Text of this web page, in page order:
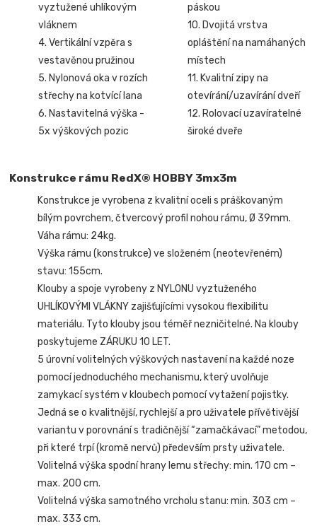
vyztužené uhlíkovým
vláknem
4. Vertikální vzpěra s
vestavěnou pružinou
5. Nylonová oka v rozích
střechy na kotvící lana
6. Nastavitelná výška -
5x výškových pozic
páskou
10. Dvojitá vrstva
opláštění na namáhaných
místech
11. Kvalitní zipy na
otevírání/uzavírání dveří
12. Rolovací uzavíratelné
široké dveře
Konstrukce rámu RedX® HOBBY 3mx3m
Konstrukce je vyrobena z kvalitní oceli s práškovaným
bílým povrchem, čtvercový profil nohou rámu, Ø 39mm.
Váha rámu: 24kg.
Výška rámu (konstrukce) ve složeném (neotevřeném)
stavu: 155cm.
Klouby a spoje vyrobeny z NYLONU vyztuženého
UHLÍKOVÝMI VLÁKNY zajišťujícími vysokou flexibilitu
materiálu. Tyto klouby jsou téměř nezničitelné. Na klouby
poskytujeme ZÁRUKU 10 LET.
5 úrovní volitelných výškových nastavení na každé noze
pomocí jednoduchého mechanismu, který uvolňuje
zamykací systém v kloubech pomocí vytažení pojistky.
Jedná se o kvalitnější, rychlejší a pro uživatele přívětivější
variantu v porovnání s tradičnější “zamačkávací” metodou,
při které trpí (kromě nervů) především prsty uživatele.
Volitelná výška spodní hrany lemu střechy: min. 170 cm –
max. 200 cm.
Volitelná výška samotného vrcholu stanu: min. 303 cm –
max. 333 cm.